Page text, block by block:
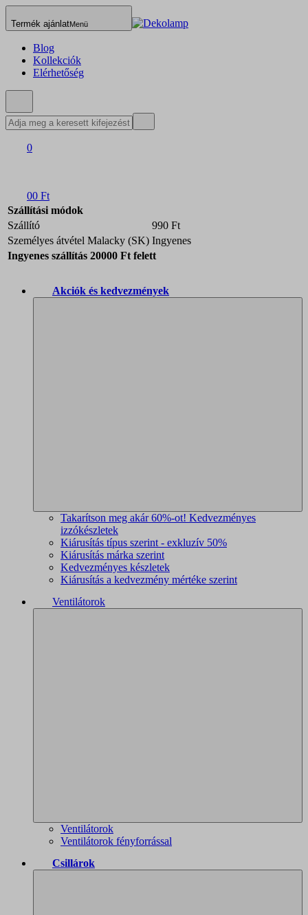
Termék ajánlatMenü
Blog
Kollekciók
Elérhetőség
0
00 Ft
Szállítási módok
Szállító
990 Ft
Személyes átvétel Malacky (SK) Ingyenes
Ingyenes szállítás 20000 Ft felett
Akciók és kedvezmények
Takarítson meg akár 60%-ot! Kedvezményes
izzókészletek
Kiárusítás típus szerint - exkluzív 50%
Kiárusítás márka szerint
Kedvezményes készletek
Kiárusítás a kedvezmény mértéke szerint
Ventilátorok
Ventilátorok
Ventilátorok fényforrással
Csillárok